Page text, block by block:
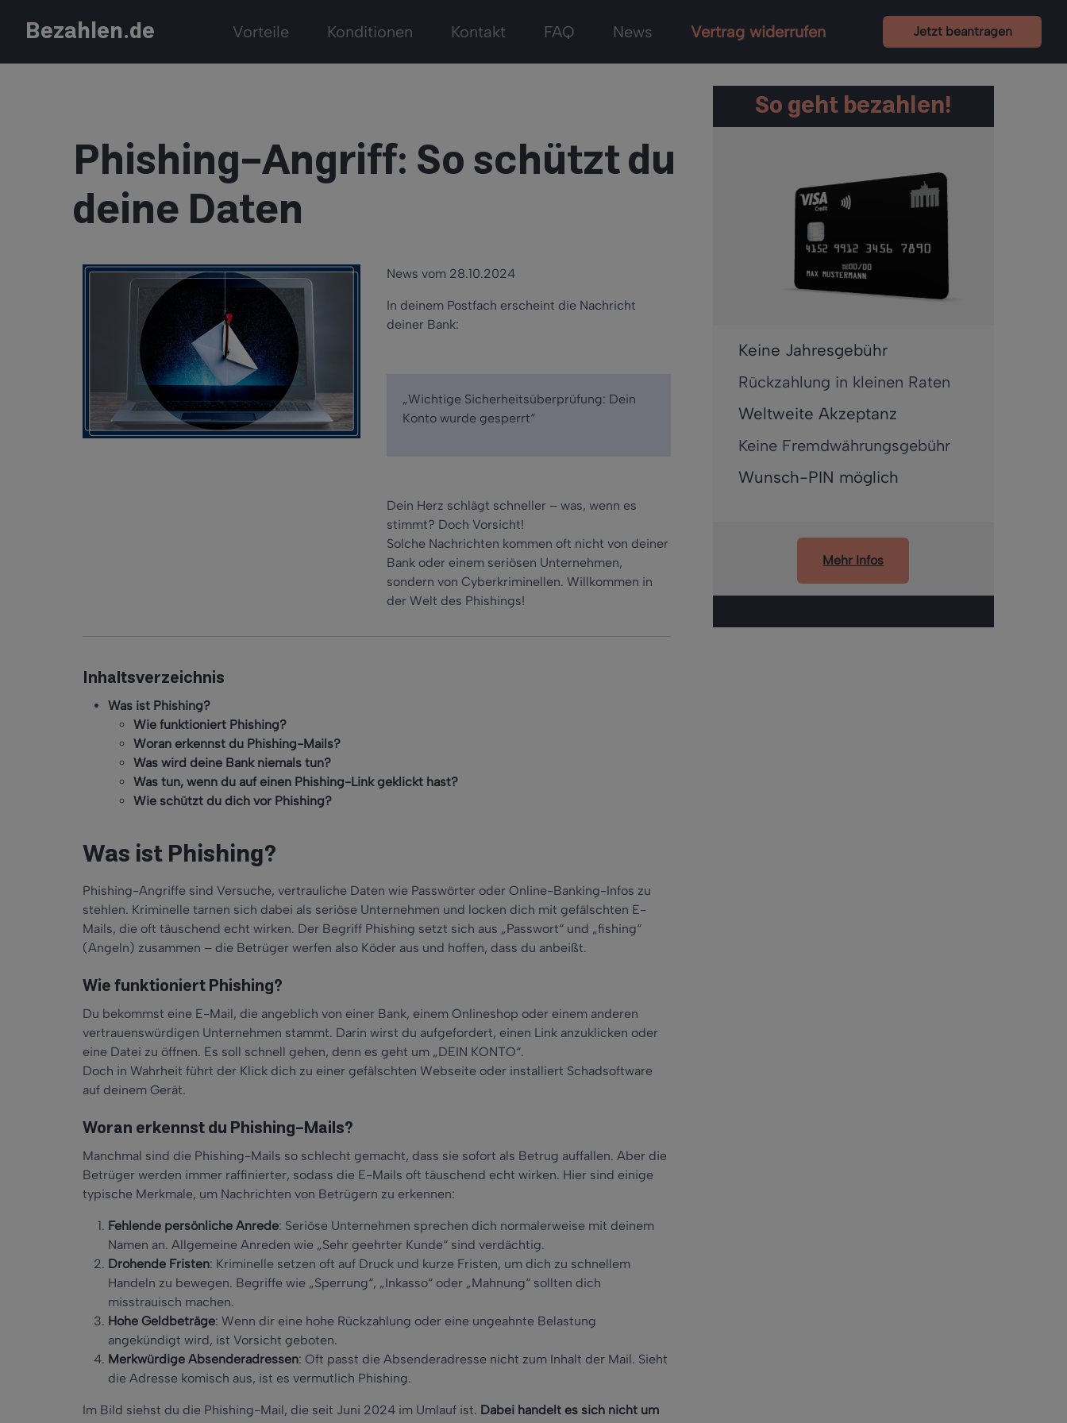
Bezahlen.de Vorteile Konditionen Kontakt FAQ News Vertrag widerrufen Jetzt beantragen
Phishing-Angriff: So schützt du
deine Daten
News vom 28.10.2024
In deinem Postfach erscheint die Nachricht
deiner Bank:
„Wichtige Sicherheitsüberprüfung: Dein
Konto wurde gesperrt“
Dein Herz schlägt schneller – was, wenn es
stimmt? Doch Vorsicht!
Solche Nachrichten kommen oft nicht von deiner
Bank oder einem seriösen Unternehmen,
sondern von Cyberkriminellen. Willkommen in
der Welt des Phishings!
Inhaltsverzeichnis
Was ist Phishing?
Wie funktioniert Phishing?
Woran erkennst du Phishing-Mails?
Was wird deine Bank niemals tun?
Was tun, wenn du auf einen Phishing-Link geklickt hast?
Wie schützt du dich vor Phishing?
Was ist Phishing?
Phishing-Angriffe sind Versuche, vertrauliche Daten wie Passwörter oder Online-Banking-Infos zu
stehlen. Kriminelle tarnen sich dabei als seriöse Unternehmen und locken dich mit gefälschten E-
Mails, die oft täuschend echt wirken. Der Begriff Phishing setzt sich aus „Passwort“ und „fishing“
(Angeln) zusammen – die Betrüger werfen also Köder aus und hoffen, dass du anbeißt.
Wie funktioniert Phishing?
Du bekommst eine E-Mail, die angeblich von einer Bank, einem Onlineshop oder einem anderen
vertrauenswürdigen Unternehmen stammt. Darin wirst du aufgefordert, einen Link anzuklicken oder
eine Datei zu öffnen. Es soll schnell gehen, denn es geht um „DEIN KONTO“.
Doch in Wahrheit führt der Klick dich zu einer gefälschten Webseite oder installiert Schadsoftware
auf deinem Gerät.
Woran erkennst du Phishing-Mails?
Manchmal sind die Phishing-Mails so schlecht gemacht, dass sie sofort als Betrug auffallen. Aber die
Betrüger werden immer raffinierter, sodass die E-Mails oft täuschend echt wirken. Hier sind einige
typische Merkmale, um Nachrichten von Betrügern zu erkennen:
Fehlende persönliche Anrede: Seriöse Unternehmen sprechen dich normalerweise mit deinem
Namen an. Allgemeine Anreden wie „Sehr geehrter Kunde“ sind verdächtig.
Drohende Fristen: Kriminelle setzen oft auf Druck und kurze Fristen, um dich zu schnellem
Handeln zu bewegen. Begriffe wie „Sperrung“, „Inkasso“ oder „Mahnung“ sollten dich
misstrauisch machen.
Hohe Geldbeträge: Wenn dir eine hohe Rückzahlung oder eine ungeahnte Belastung
angekündigt wird, ist Vorsicht geboten.
Merkwürdige Absenderadressen: Oft passt die Absenderadresse nicht zum Inhalt der Mail. Sieht
die Adresse komisch aus, ist es vermutlich Phishing.
Im Bild siehst du die Phishing-Mail, die seit Juni 2024 im Umlauf ist. Dabei handelt es sich nicht um
So geht bezahlen!
Keine Jahresgebühr
Rückzahlung in kleinen Raten
Weltweite Akzeptanz
Keine Fremdwährungsgebühr
Wunsch-PIN möglich
Mehr Infos